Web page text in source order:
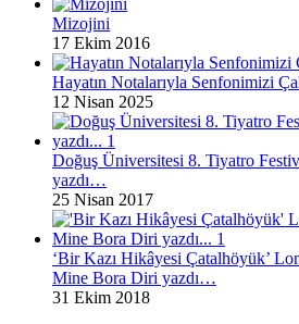
Mizojini
17 Ekim 2016
Hayatın Notalarıyla Senfonimizi
12 Nisan 2025
Doğuş Üniversitesi 8. Tiyatro
yazdı…
25 Nisan 2017
‘Bir Kazı Hikâyesi Çatalhöyük’
Mine Bora Diri yazdı…
31 Ekim 2018